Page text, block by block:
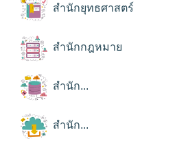
สำนักยุทธศาสตร์
สำนักกฎหมาย
สำนัก...
สำนัก...